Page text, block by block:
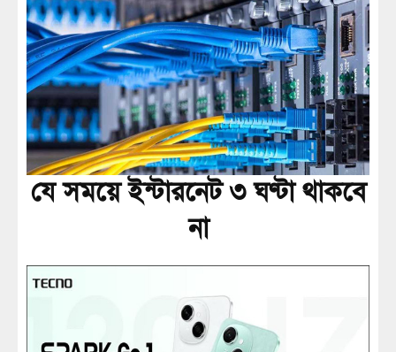
যে সময়ে ইন্টারনেট ৩ ঘণ্টা থাকবে
না